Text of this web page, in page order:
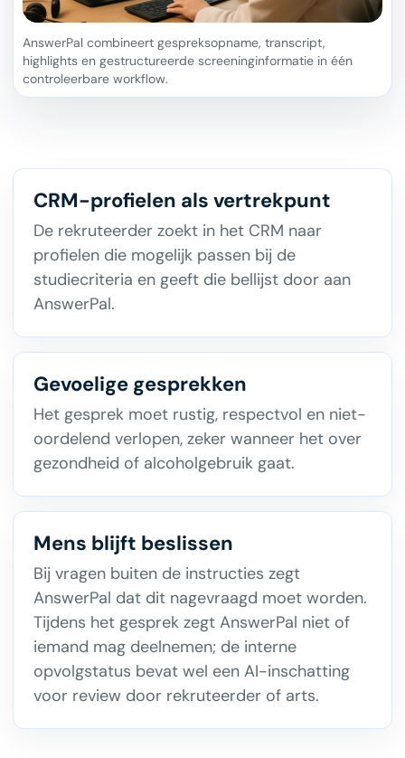
AnswerPal combineert gespreksopname, transcript,
highlights en gestructureerde screeninginformatie in één
controleerbare workflow.
CRM-profielen als vertrekpunt
De rekruteerder zoekt in het CRM naar
profielen die mogelijk passen bij de
studiecriteria en geeft die bellijst door aan
AnswerPal.
Gevoelige gesprekken
Het gesprek moet rustig, respectvol en niet-
oordelend verlopen, zeker wanneer het over
gezondheid of alcoholgebruik gaat.
Mens blijft beslissen
Bij vragen buiten de instructies zegt
AnswerPal dat dit nagevraagd moet worden.
Tijdens het gesprek zegt AnswerPal niet of
iemand mag deelnemen; de interne
opvolgstatus bevat wel een AI-inschatting
voor review door rekruteerder of arts.